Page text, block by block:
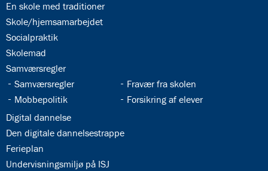
34.2:
En skole med traditioner
34.3:
Skole/hjemsamarbejdet
34.4:
Socialpraktik
34.5:
Skolemad
34.6:
Samværsregler
34.7:
Samværsregler 34.8:
Fravær fra skolen
34.9:
Mobbepolitik 34.10:
Forsikring af elever
34.11:
Digital dannelse
34.12:
Den digitale dannelsestrappe
34.13:
Ferieplan
34.14:
Undervisningsmiljø på ISJ